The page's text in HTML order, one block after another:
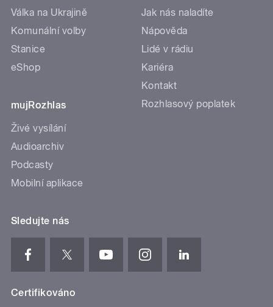
Válka na Ukrajině
Komunální volby
Stanice
eShop
mujRozhlas
Živé vysílání
Audioarchiv
Podcasty
Mobilní aplikace
Jak nás naladíte
Nápověda
Lidé v rádiu
Kariéra
Kontakt
Rozhlasový poplatek
Sledujte nás
Certifikováno